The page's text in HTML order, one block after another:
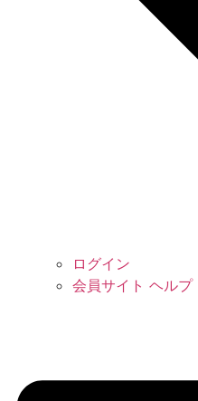
ログイン
会員サイト ヘルプ